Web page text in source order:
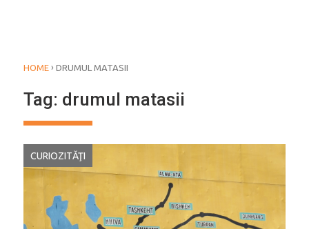
HOME › DRUMUL MATASII
Tag: drumul matasii
CURIOZITĂŢI